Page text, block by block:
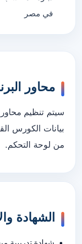
في مصر
محاور
سيتم تنظيم
بيانات الكورس
من لوحة التحكم.
الشهادة